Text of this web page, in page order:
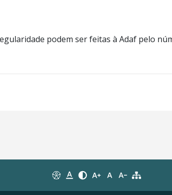
podem ser feitas à Adaf pelo